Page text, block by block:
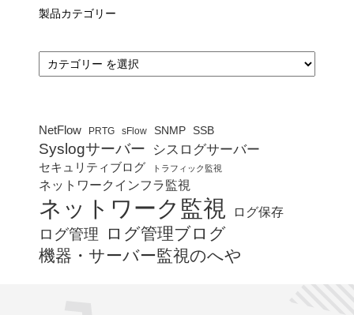
製品カテゴリー
カ
テ
ゴ
NetFlow PRTG sFlow SNMP SSB
Syslogサーバー シスログサーバー
セキュリティブログ トラフィック監視
ネットワークインフラ監視
ネットワーク監視 ログ保存
ログ管理
ログ管理ブログ
機器・サーバー監視のへや